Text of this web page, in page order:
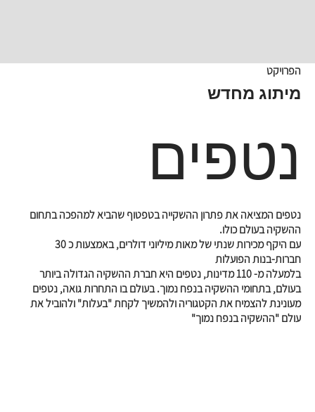
נטפים
נטפים המציאה את פתרון ההשקייה בטפטוף שהביא למהפכה בתחום
ההשקיה בעולם כולו.
עם היקף מכירות שנתי של מאות מיליוני דולרים, באמצעות כ 30
חברות-בנות הפועלות
בלמעלה מ- 110 מדינות, נטפים היא חברת ההשקיה הגדולה ביותר
בעולם, בתחומי ההשקיה בנפח נמוך. בעולם בו התחרות גואה, נטפים
מעונינת להצמיח את הקטגוריה ולהמשיך לקחת "בעלות" ולהוביל את
עולם "ההשקיה בנפח נמוך"
הפרויקט
מיתוג מחדש